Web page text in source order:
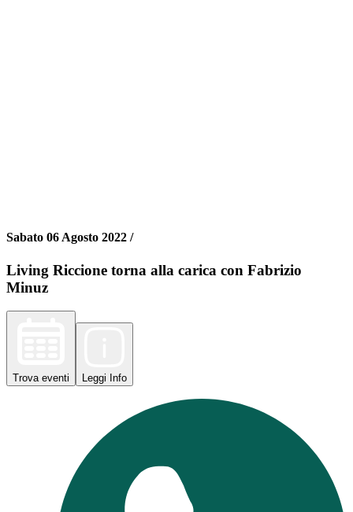
Sabato 06 Agosto 2022 /
Living Riccione torna alla carica con Fabrizio
Minuz
Trova eventi Leggi Info